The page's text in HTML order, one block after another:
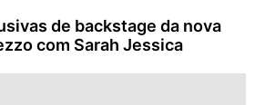
de backstage da nova
com Sarah Jessica